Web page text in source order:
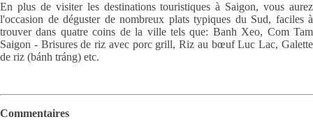
En plus de visiter les destinations touristiques à Saigon, vous aurez
l'occasion de déguster de nombreux plats typiques du Sud, faciles à
trouver dans quatre coins de la ville tels que: Banh Xeo, Com Tam
Saigon - Brisures de riz avec porc grill, Riz au bœuf Luc Lac, Galette
de riz (bánh tráng) etc.
Commentaires